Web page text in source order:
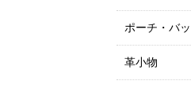
ポーチ・バ
革小物